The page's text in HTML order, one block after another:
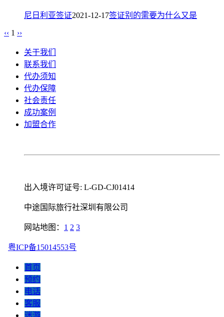
尼日利亚签证2021-12-17签证别的需要为什么又是
‹‹ 1 ››
关于我们
联系我们
代办须知
代办保障
社会责任
成功案例
加盟合作
出入境许可证号: L-GD-CJ01414
中途国际旅行社深圳有限公司
网站地图： 1 2 3
粤ICP备15014553号
首页
预约
电话
客服
迷游